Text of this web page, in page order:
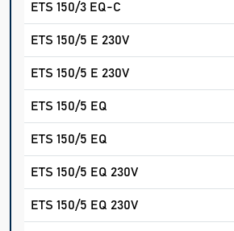
ETS 150/3 EQ-C
ETS 150/5 E 230V
ETS 150/5 E 230V
ETS 150/5 EQ
ETS 150/5 EQ
ETS 150/5 EQ 230V
ETS 150/5 EQ 230V